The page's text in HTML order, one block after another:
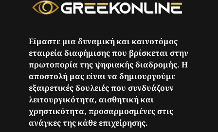
Είμαστε μια δυναμική και καινοτόμος
εταιρεία διαφήμισης που βρίσκεται στην
πρωτοπορία της ψηφιακής διαδρομής. Η
αποστολή μας είναι να δημιουργούμε
εξαιρετικές δουλειές που συνδυάζουν
λειτουργικότητα, αισθητική και
χρηστικότητα, προσαρμοσμένες στις
ανάγκες της κάθε επιχείρησης.